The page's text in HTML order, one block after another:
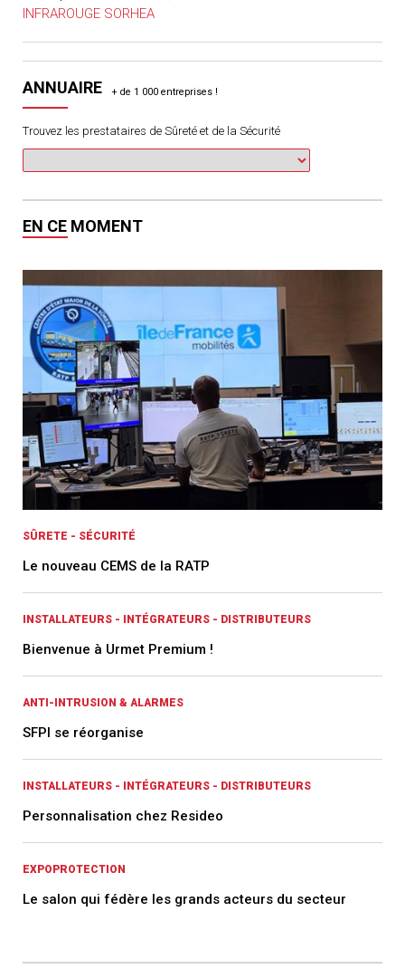
INFRAROUGE SORHEA
ANNUAIRE
Trouvez les prestataires de Sûreté et de la Sécurité
EN CE MOMENT
SÛRETE - SÉCURITÉ
Le nouveau CEMS de la RATP
INSTALLATEURS - INTÉGRATEURS - DISTRIBUTEURS
Bienvenue à Urmet Premium !
ANTI-INTRUSION & ALARMES
SFPI se réorganise
INSTALLATEURS - INTÉGRATEURS - DISTRIBUTEURS
Personnalisation chez Resideo
EXPOPROTECTION
Le salon qui fédère les grands acteurs du secteur